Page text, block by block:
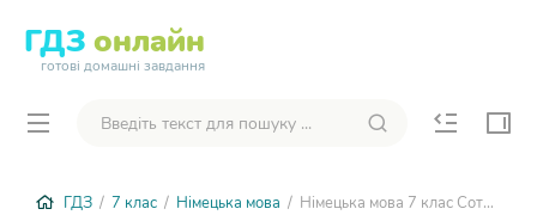
ГДЗ онлайн
готові домашні завдання
ГДЗ / 7 клас / Німецька мова / Німецька мова 7 клас Сотникова 7-рік - Зошит 2015